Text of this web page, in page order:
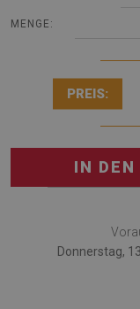
MENGE:
PREIS:
IN DEN
Donnerstag,